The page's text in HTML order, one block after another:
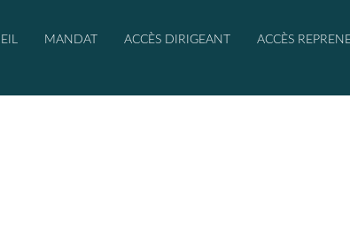
MANDAT ACCÈS DIRIGEANT ACCÈS